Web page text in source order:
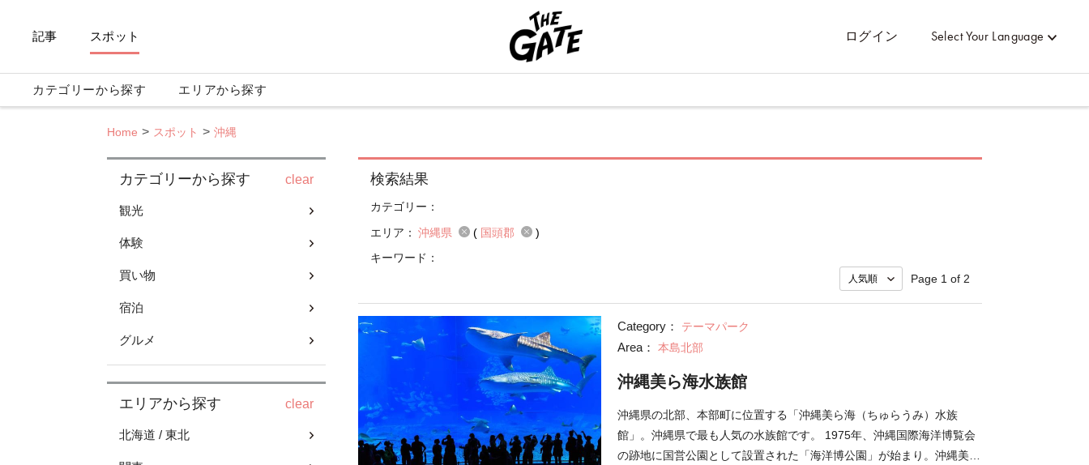
記事 スポット ログイン Select Your Language
カテゴリーから探す エリアから探す
Home スポット 沖縄
カテゴリーから探す clear
観光
体験
買い物
宿泊
グルメ
エリアから探す clear
北海道 / 東北
検索結果
カテゴリー：
エリア： 沖縄県 ( 国頭郡
)
キーワード：
Page 1 of 2
Category： テーマパーク
Area： 本島北部
沖縄美ら海水族館
沖縄県の北部、本部町に位置する「沖縄美ら海（ちゅらうみ）水族
館」。沖縄県で最も人気の水族館です。 1975年、沖縄国際海洋博覧会
の跡地に国営公園として設置された「海洋博公園」が始まり。沖縄美ら